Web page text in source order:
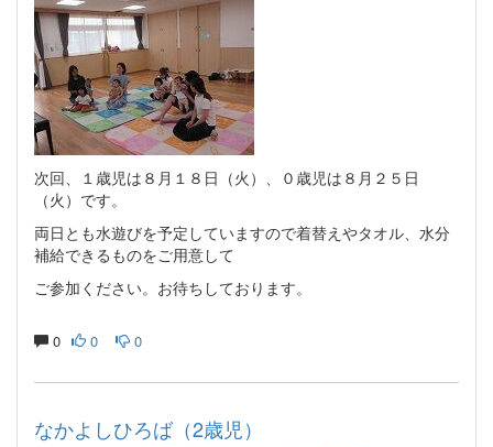
次回、１歳児は８月１８日（火）、０歳児は８月２５日
（火）です。
両日とも水遊びを予定していますので着替えやタオル、水分
補給できるものをご用意して
ご参加ください。お待ちしております。
0 0 0
なかよしひろば（2歳児）